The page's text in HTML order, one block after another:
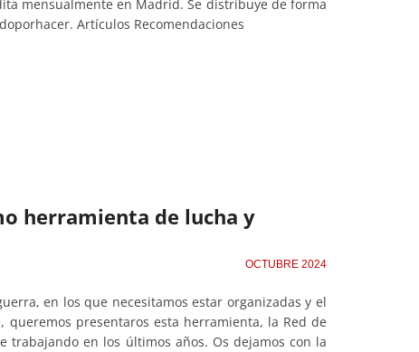
mensualmente en Madrid. Se distribuye de forma
Artículos Recomendaciones
herramienta de lucha y
OCTUBRE 2024
en los que necesitamos estar organizadas y el
presentaros esta herramienta, la Red de
trabajando en los últimos años. Os dejamos con la